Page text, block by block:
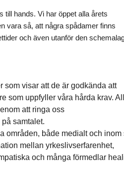
till hands. Vi har öppet alla årets
vara så, att några spådamer finns
och även utanför den
som visar att de är godkända att
som uppfyller våra hårda krav.
att ringa oss
samtalet.
områden, både medialt och inom
mellan yrkeslivserfarenhet,
och många förmedlar